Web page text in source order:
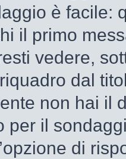
è facile:
il primo
vedere,
dal
non hai il
per il
di